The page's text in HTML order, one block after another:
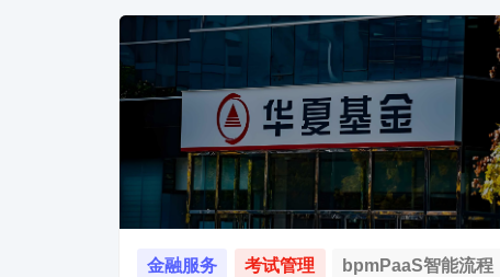
金融服务 考试管理 bpmPaaS智能流程